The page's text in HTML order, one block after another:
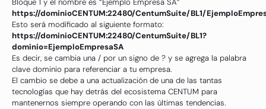
Bloque 1 y el nombre es “Ejemplo Empresa SA”
https://dominioCENTUM:22480/CentumSuite/BL1/
Esto será modificado al siguiente formato:
https://dominioCENTUM:22480/CentumSuite/BL1?
dominio=EjemploEmpresaSA
Es decir, se cambia una / por un signo de ? y se agrega la palabra
clave dominio para referenciar a tu empresa.
El cambio se debe a una actualización de una de las tantas
tecnologías que hay detrás del ecosistema CENTUM para
mantenernos siempre operando con las últimas tendencias.